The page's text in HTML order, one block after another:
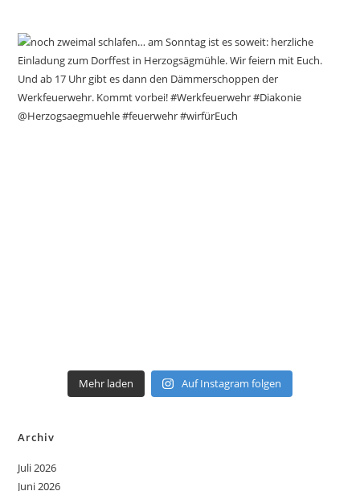
Mehr laden Auf Instagram folgen
Archiv
Juli 2026
Juni 2026